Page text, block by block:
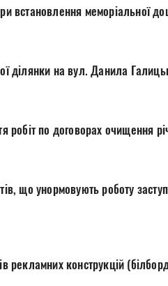
встановлення меморіальної
ділянки на вул. Данила
робіт по договорах очищення
що унормовують роботу
конструкцій